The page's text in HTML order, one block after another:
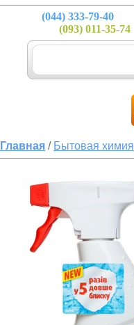
(044) 333-79-40
(093) 011-35-74
Главная / Бытовая химия